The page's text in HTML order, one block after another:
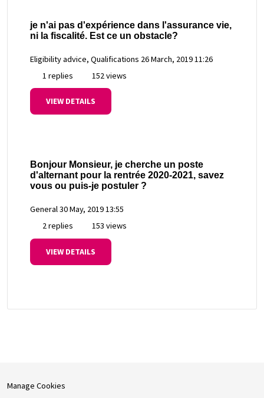
je n'ai pas d'expérience dans l'assurance vie,
ni la fiscalité. Est ce un obstacle?
Eligibility advice, Qualifications 26 March, 2019 11:26
1 replies
152 views
VIEW DETAILS
Bonjour Monsieur, je cherche un poste
d'alternant pour la rentrée 2020-2021, savez
vous ou puis-je postuler ?
General30 May, 2019 13:55
2 replies
153 views
VIEW DETAILS
Manage Cookies